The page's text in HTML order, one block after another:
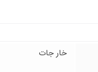
خار جات